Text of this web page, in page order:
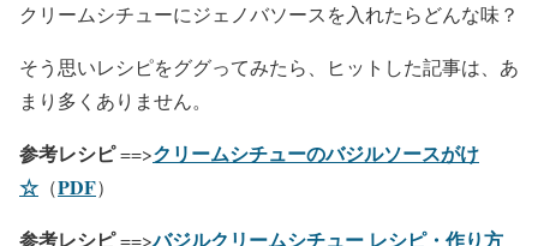
クリームシチューにジェノバソースを入れたらどんな味？
そう思いレシピをググってみたら、ヒットした記事は、あ
まり多くありません。
参考レシピ==>クリームシチューのバジルソースがけ
☆ （PDF）
参考レシピ==>バジルクリームシチュー レシピ・作り方